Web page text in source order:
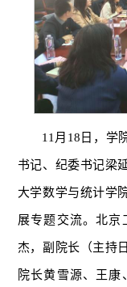
11月18日，学
书记、纪委书记梁
大学数学与统计学
展专题交流。北京
杰，副院长（主持
院长黄雪源、王康